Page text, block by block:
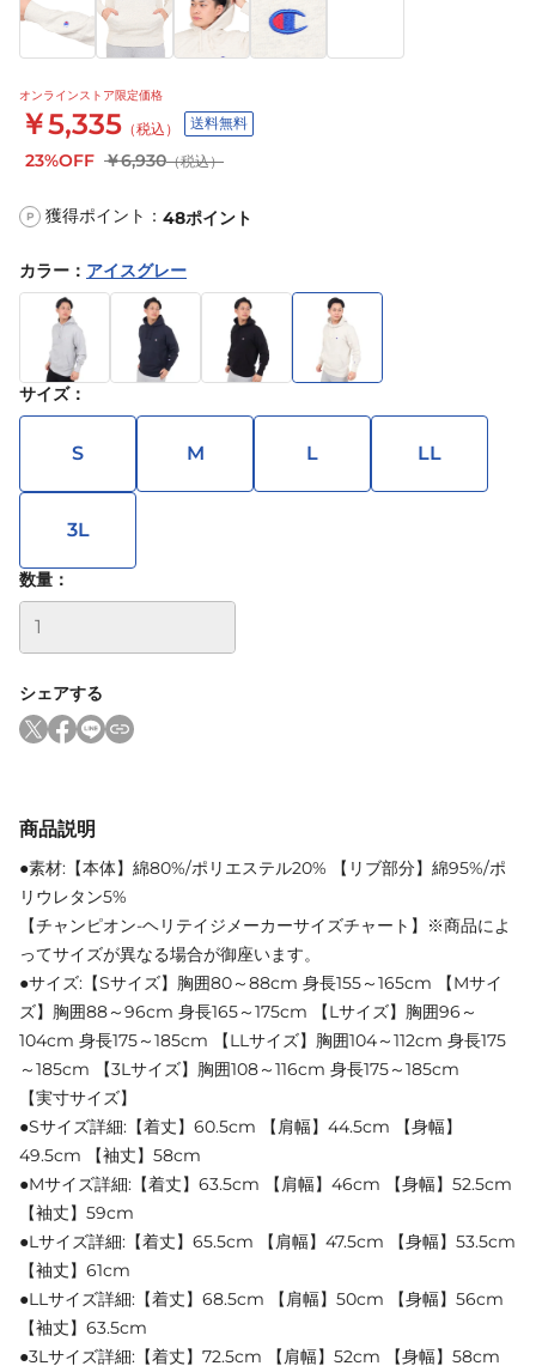
オンラインストア限定価格
￥5,335 （税込） 送料無料
23%OFF ￥6,930（税込）
P 獲得ポイント： 48ポイント
カラー ： アイスグレー
サイズ：
S M L LL
3L
数量：
シェアする
商品説明
●素材:【本体】綿80%/ポリエステル20% 【リブ部分】綿95%/ポ
リウレタン5%
【チャンピオン-ヘリテイジメーカーサイズチャート】※商品によ
ってサイズが異なる場合が御座います。
●サイズ:【Sサイズ】胸囲80～88cm 身長155～165cm 【Mサイ
ズ】胸囲88～96cm 身長165～175cm 【Lサイズ】胸囲96～
104cm 身長175～185cm 【LLサイズ】胸囲104～112cm 身長175
～185cm 【3Lサイズ】胸囲108～116cm 身長175～185cm
【実寸サイズ】
●Sサイズ詳細:【着丈】60.5cm 【肩幅】44.5cm 【身幅】
49.5cm 【袖丈】58cm
●Mサイズ詳細:【着丈】63.5cm 【肩幅】46cm 【身幅】52.5cm
【袖丈】59cm
●Lサイズ詳細:【着丈】65.5cm 【肩幅】47.5cm 【身幅】53.5cm
【袖丈】61cm
●LLサイズ詳細:【着丈】68.5cm 【肩幅】50cm 【身幅】56cm
【袖丈】63.5cm
●3Lサイズ詳細:【着丈】72.5cm 【肩幅】52cm 【身幅】58cm